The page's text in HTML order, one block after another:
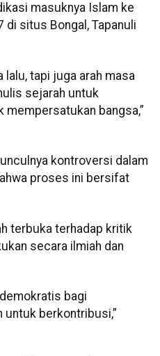
masuknya Islam ke
di situs Bongal, Tapanuli
lalu, tapi juga arah masa
sejarah untuk
mempersatukan bangsa,”
kontroversi dalam
proses ini bersifat
terbuka terhadap kritik
secara ilmiah dan
bagi
untuk berkontribusi,”